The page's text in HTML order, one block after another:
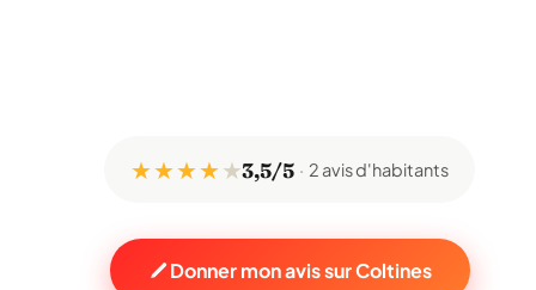
★ ★ ★ ★★3,5/5 2 avis d'habitants
Donner mon avis sur Coltines